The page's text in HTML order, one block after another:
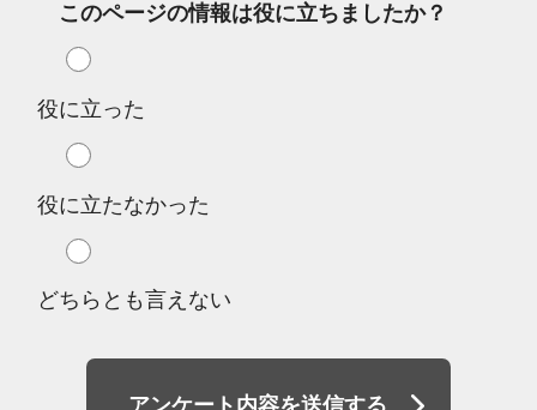
このページの情報は役に立ちましたか？
役に立った
役に立たなかった
どちらとも言えない